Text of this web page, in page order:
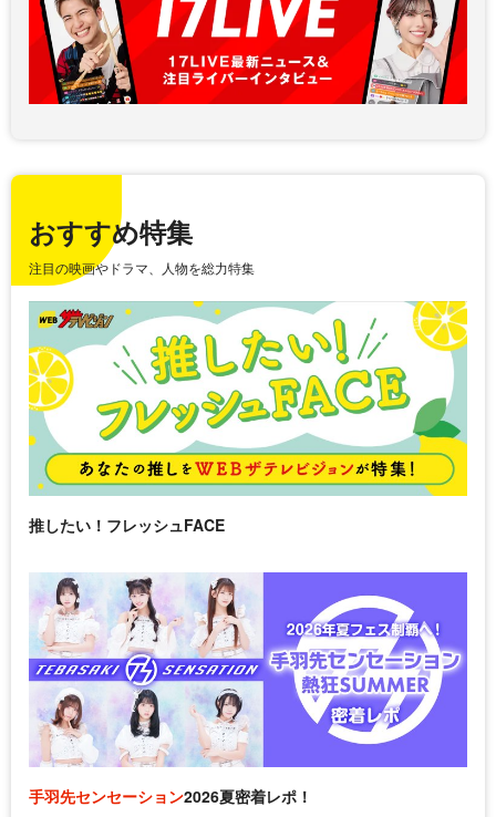
おすすめ特集
注目の映画やドラマ、人物を総力特集
推したい！フレッシュFACE
手羽先センセーション2026夏密着レポ！